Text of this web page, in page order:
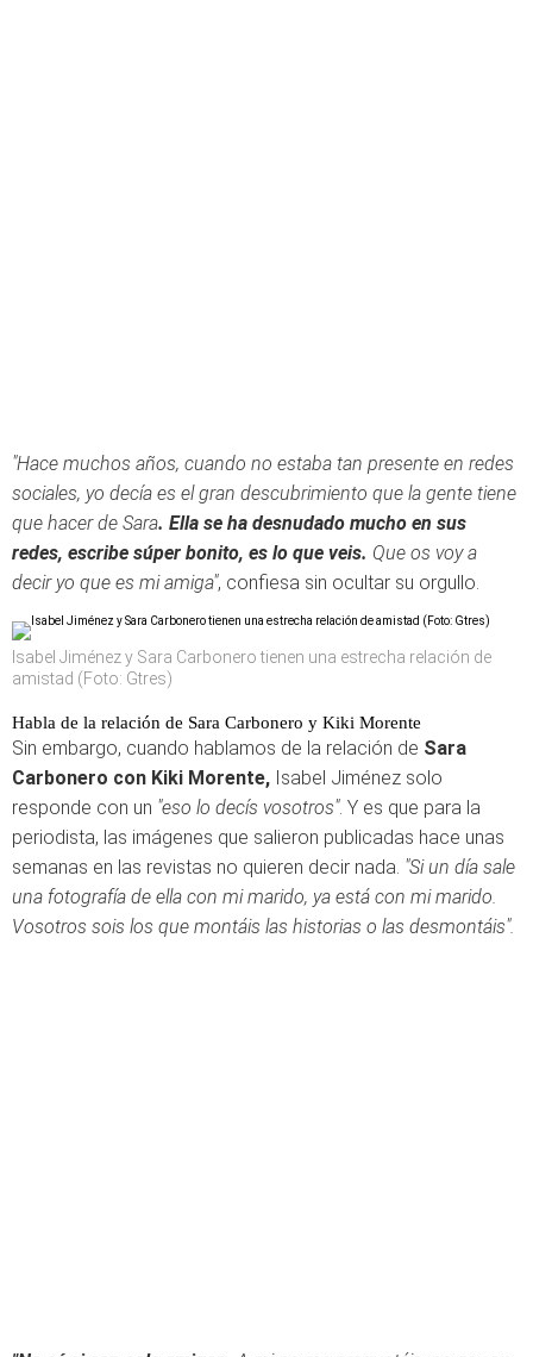
"Hace muchos años, cuando no estaba tan presente en redes
sociales, yo decía es el gran descubrimiento que la gente tiene
que hacer de Sara. Ella se ha desnudado mucho en sus
redes, escribe súper bonito, es lo que veis. Que os voy a
decir yo que es mi amiga", confiesa sin ocultar su orgullo.
Isabel Jiménez y Sara Carbonero tienen una estrecha relación de
amistad (Foto: Gtres)
Habla de la relación de Sara Carbonero y Kiki Morente
Sin embargo, cuando hablamos de la relación de Sara
Carbonero con Kiki Morente, Isabel Jiménez solo
responde con un "eso lo decís vosotros". Y es que para la
periodista, las imágenes que salieron publicadas hace unas
semanas en las revistas no quieren decir nada. "Si un día sale
una fotografía de ella con mi marido, ya está con mi marido.
Vosotros sois los que montáis las historias o las desmontáis".